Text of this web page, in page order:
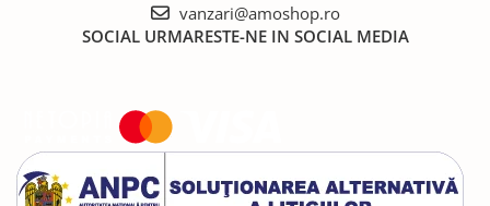
vanzari@amoshop.ro
SOCIAL URMARESTE-NE IN SOCIAL MEDIA